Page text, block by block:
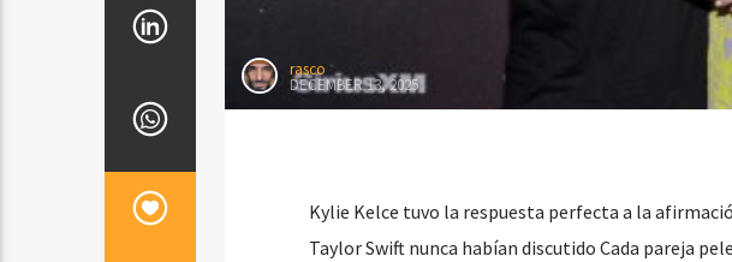
rasco
DECEMBER 13, 2025
Kylie Kelce tuvo la respuesta perfecta a la
Taylor Swift nunca habían discutido Cada pareja